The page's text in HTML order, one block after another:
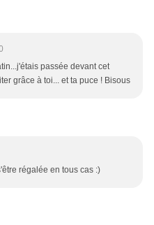
passée devant cet
grâce à toi... et ta puce ! Bisous
régalée en tous cas :)